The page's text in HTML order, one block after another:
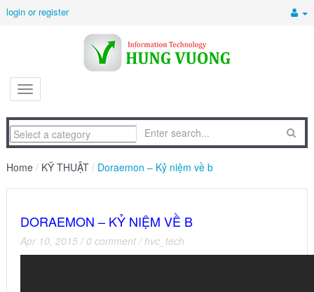
login or register
Home / KỸ THUẬT / Doraemon – Kỷ niệm về b
DORAEMON – KỶ NIỆM VỀ B
Apr 10, 2015 / 0 comment /hvc_tech